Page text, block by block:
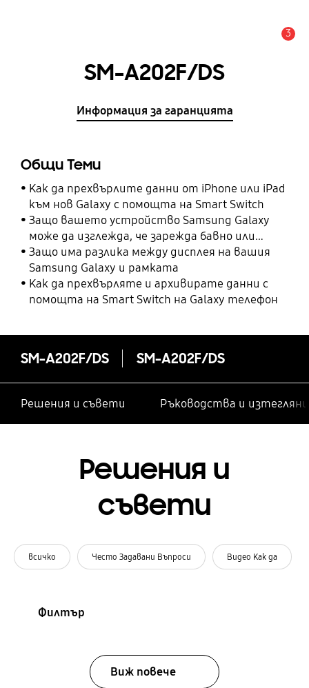
3
SM-A202F/DS
Информация за гаранцията
Общи Теми
Как да прехвърлите данни от iPhone или iPad
към нов Galaxy с помощта на Smart Switch
Защо вашето устройство Samsung Galaxy
може да изглежда, че зарежда бавно или
изобщо не зарежда
Защо има разлика между дисплея на вашия
Samsung Galaxy и рамката
Как да прехвърляте и архивирате данни с
помощта на Smart Switch на Galaxy телефон
SM-A202F/DS SM-A202F/DS
Решения и съвети Ръководства и
Решения и
съвети
всичко Често Задавани Въпроси Видео Как да
Филтър
Виж повече